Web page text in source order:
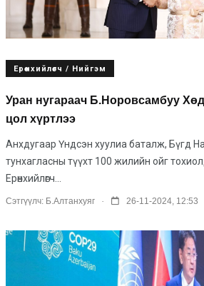
Ерөнхийлөгч / Нийгэм
Уран нугараач Б.Норовсамбуу
цол хүртлээ
Анхдугаар Үндсэн хуулиа баталж, Бүгд
тунхагласны түүхт 100 жилийн ойг
Ерөнхийлөгч...
Сэтгүүлч: Б.Алтанхуяг . 26-11-2024, 12:53